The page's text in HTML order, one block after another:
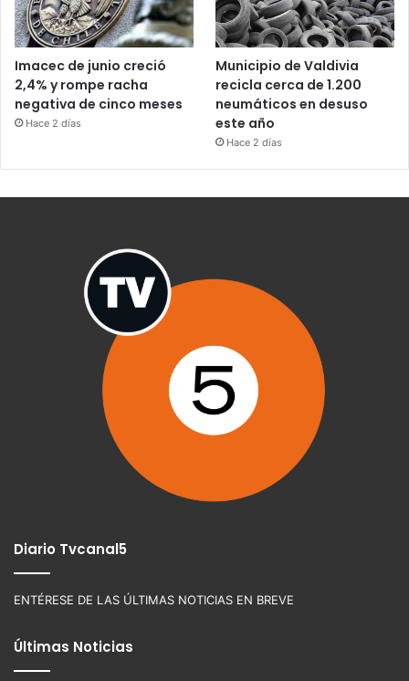
Imacec de junio creció
2,4% y rompe racha
negativa de cinco meses
Hace 2 días
Municipio de Valdivia
recicla cerca de 1.200
neumáticos en desuso
este año
Hace 2 días
Diario Tvcanal5
ENTÉRESE DE LAS ÚLTIMAS NOTICIAS EN BREVE
Últimas Noticias